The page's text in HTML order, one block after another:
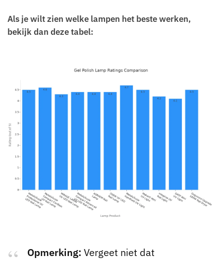
Als je wilt zien welke lampen het beste werken,
bekijk dan deze tabel:
Opmerking: Vergeet niet dat